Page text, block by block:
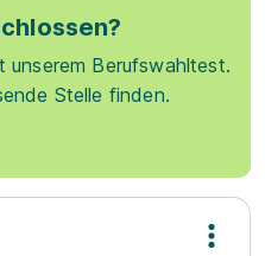
unserem Berufswahltest.
Stelle finden.